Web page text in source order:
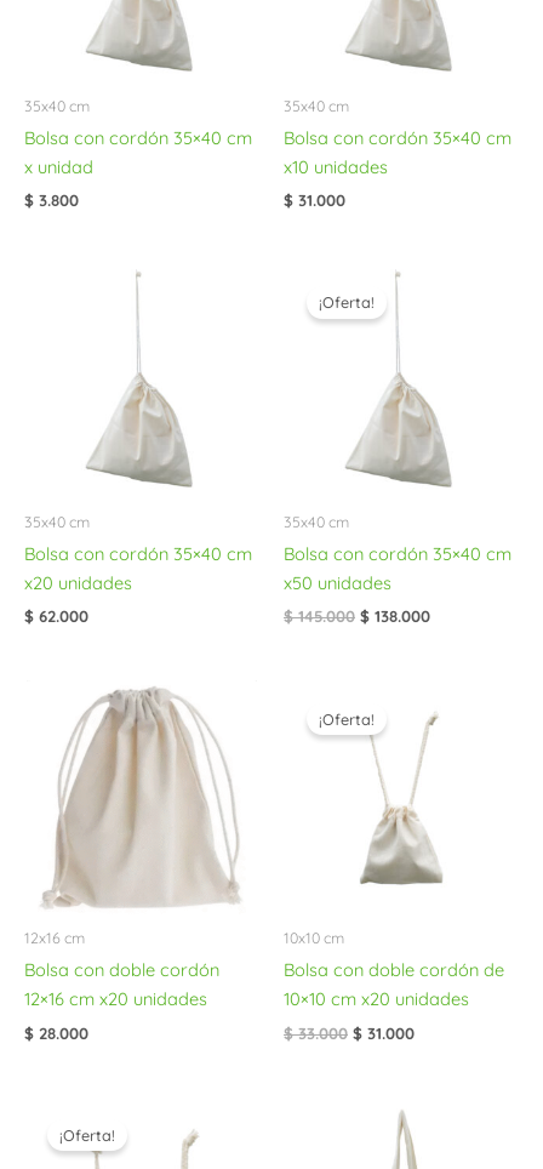
35x40 cm
Bolsa con cordón 35×40 cm
x unidad
$ 3.800
35x40 cm
Bolsa con cordón 35×40 cm
x10 unidades
$ 31.000
35x40 cm
Bolsa con cordón 35×40 cm
x20 unidades
$ 62.000
¡Oferta!
35x40 cm
Bolsa con cordón 35×40 cm
x50 unidades
$145.000
precio
original
$ 138.000
12x16 cm
Bolsa con doble cordón
12×16 cm x20 unidades
$ 28.000
¡Oferta!
10x10 cm
Bolsa con doble cordón de
10×10 cm x20 unidades
$33.000
original
era:
$ 33.000.
$ 31.000
precio
actual
es:
$ 31.000.
¡Oferta!
original
precio
actual